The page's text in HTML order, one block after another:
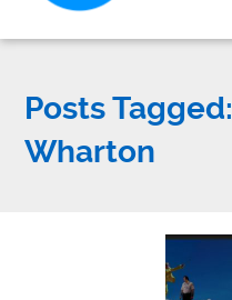
Posts Tagged:
Wharton